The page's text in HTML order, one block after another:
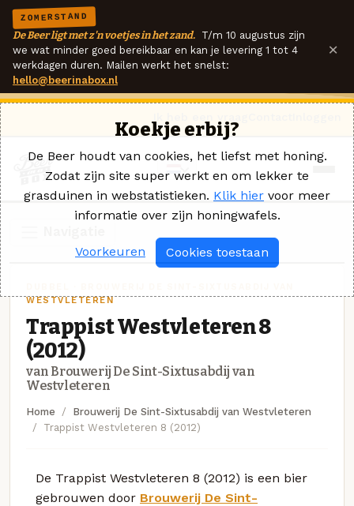
ZOMERSTAND
De Beer ligt met z'n voetjes in het zand. T/m 10 augustus zijn
we wat minder goed bereikbaar en kan je levering 1 tot 4
werkdagen duren. Mailen werkt het snelst:
hello@beerinabox.nl
×
WESTVLETEREN
Trappist Westvleteren 8
(2012)
van Brouwerij De Sint-Sixtusabdij van
Westvleteren
Home
Brouwerij De Sint-Sixtusabdij van Westvleteren
Trappist Westvleteren 8 (2012)
De Trappist Westvleteren 8 (2012) is een bier
gebrouwen door Brouwerij De Sint-
Koekje erbij?
De Beer houdt van cookies, het liefst met honing.
Zodat zijn site super werkt en om lekker te
grasduinen in webstatistieken. Klik hier voor meer
informatie over zijn honingwafels.
Voorkeuren Cookies toestaan